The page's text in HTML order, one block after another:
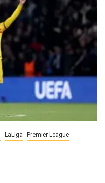
LaLiga Premier League